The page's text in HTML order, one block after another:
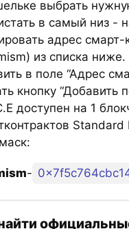
выбрать
в самый низ -
адрес
из списка ниже.
в поле “Адрес
кнопку “Добавить
доступен на 1
-